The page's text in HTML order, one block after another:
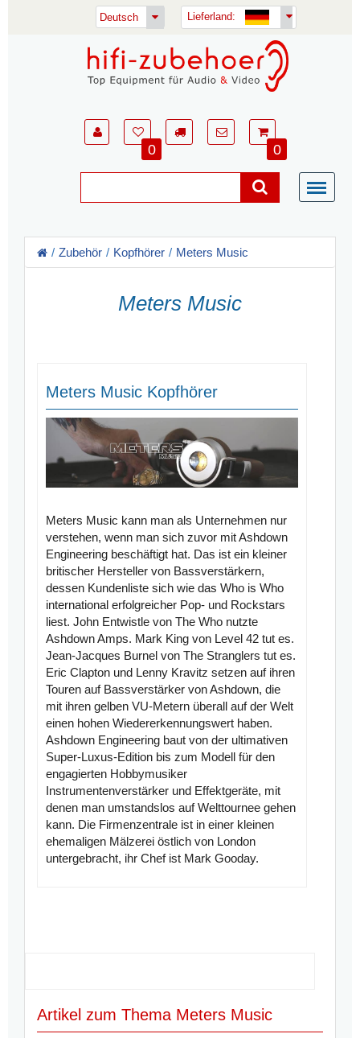
Deutsch Lieferland:
0 0
Zubehör Kopfhörer Meters Music
Meters Music
Meters Music Kopfhörer
Meters Music kann man als Unternehmen nur
verstehen, wenn man sich zuvor mit Ashdown
Engineering beschäftigt hat. Das ist ein kleiner
britischer Hersteller von Bassverstärkern,
dessen Kundenliste sich wie das Who is Who
international erfolgreicher Pop- und Rockstars
liest. John Entwistle von The Who nutzte
Ashdown Amps. Mark King von Level 42 tut es.
Jean-Jacques Burnel von The Stranglers tut es.
Eric Clapton und Lenny Kravitz setzen auf ihren
Touren auf Bassverstärker von Ashdown, die
mit ihren gelben VU-Metern überall auf der Welt
einen hohen Wiedererkennungswert haben.
Ashdown Engineering baut von der ultimativen
Super-Luxus-Edition bis zum Modell für den
engagierten Hobbymusiker
Instrumentenverstärker und Effektgeräte, mit
denen man umstandslos auf Welttournee gehen
kann. Die Firmenzentrale ist in einer kleinen
ehemaligen Mälzerei östlich von London
untergebracht, ihr Chef ist Mark Gooday.
Artikel zum Thema Meters Music